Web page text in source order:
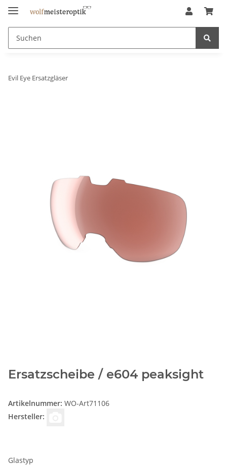
Evil Eye Ersatzgläser
Ersatzscheibe / e604 peaksight
Artikelnummer: WO-Art71106
Hersteller:
Glastyp